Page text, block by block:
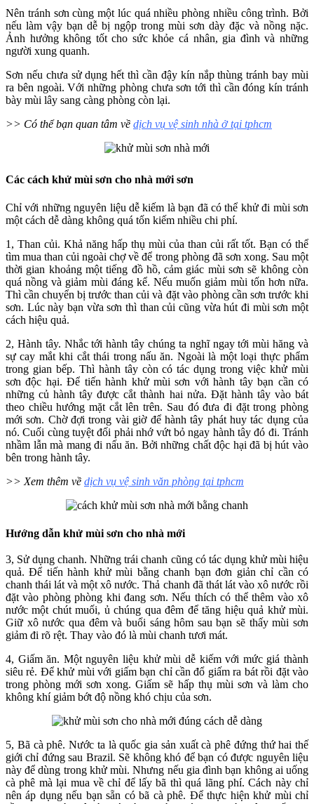
Nên tránh sơn cùng một lúc quá nhiều phòng nhiều công trình. Bởi
nếu làm vậy bạn dễ bị ngộp trong mùi sơn dày đặc và nồng nặc.
Ảnh hưởng không tốt cho sức khỏe cá nhân, gia đình và những
người xung quanh.
Sơn nếu chưa sử dụng hết thì cần đậy kín nắp thùng tránh bay mùi
ra bên ngoài. Với những phòng chưa sơn tới thì cần đóng kín tránh
bày mùi lây sang càng phòng còn lại.
>> Có thể bạn quan tâm về dịch vụ vệ sinh nhà ở tại tphcm
Các cách khử mùi sơn cho nhà mới sơn
Chỉ với những nguyên liệu dễ kiếm là bạn đã có thể khử đi mùi sơn
một cách dễ dàng không quá tốn kiếm nhiều chi phí.
1, Than củi. Khả năng hấp thụ mùi của than củi rất tốt. Bạn có thể
tìm mua than củi ngoài chợ về để trong phòng đã sơn xong. Sau một
thời gian khoảng một tiếng đồ hồ, cảm giác mùi sơn sẽ không còn
quá nồng và giảm mùi đáng kể. Nếu muốn giảm mùi tốn hơn nữa.
Thì cần chuyển bị trước than củi và đặt vào phòng cần sơn trước khi
sơn. Lúc này bạn vừa sơn thì than củi cũng vừa hút đi mùi sơn một
cách hiệu quả.
2, Hành tây. Nhắc tới hành tây chúng ta nghĩ ngay tới mùi hăng và
sự cay mắt khi cắt thái trong nấu ăn. Ngoài là một loại thực phẩm
trong gian bếp. Thì hành tây còn có tác dụng trong việc khử mùi
sơn độc hại. Để tiến hành khử mùi sơn với hành tây bạn cần có
những củ hành tây được cắt thành hai nửa. Đặt hành tây vào bát
theo chiều hướng mặt cắt lên trên. Sau đó đưa đi đặt trong phòng
mới sơn. Chờ đợi trong vài giờ để hành tây phát huy tác dụng của
nó. Cuối cùng tuyệt đối phải nhớ vứt bỏ ngay hành tây đó đi. Tránh
nhầm lẫn mà mang đi nấu ăn. Bởi những chất độc hại đã bị hút vào
bên trong hành tây.
>> Xem thêm về dịch vụ vệ sinh văn phòng tại tphcm
Hướng dẫn khử mùi sơn cho nhà mới
3, Sử dụng chanh. Những trái chanh cũng có tác dụng khử mùi hiệu
quả. Để tiến hành khử mùi bằng chanh bạn đơn giản chỉ cần có
chanh thái lát và một xô nước. Thả chanh đã thát lát vào xô nước rồi
đặt vào phòng phòng khi đang sơn. Nếu thích có thể thêm vào xô
nước một chút muối, ủ chúng qua đêm để tăng hiệu quả khử mùi.
Giữ xô nước qua đêm và buổi sáng hôm sau bạn sẽ thấy mùi sơn
giảm đi rõ rệt. Thay vào đó là mùi chanh tươi mát.
4, Giấm ăn. Một nguyên liệu khử mùi dễ kiếm với mức giá thành
siêu rẻ. Để khử mùi với giấm bạn chỉ cần đổ giấm ra bát rồi đặt vào
trong phòng mới sơn xong. Giấm sẽ hấp thụ mùi sơn và làm cho
không khí giảm bớt độ nồng khó chịu của sơn.
5, Bã cà phê. Nước ta là quốc gia sản xuất cà phê đứng thứ hai thế
giới chỉ đứng sau Brazil. Sẽ không khó để bạn có được nguyên liệu
này để dùng trong khử mùi. Nhưng nếu gia đình bạn không ai uống
cà phê mà lại mua về chỉ để lấy bã thì quá lãng phí. Cách này chỉ
nên áp dụng nếu bạn sẵn có bã cà phê. Để thực hiện khử mùi chỉ